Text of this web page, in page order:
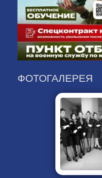
ФОТОГАЛЕРЕЯ